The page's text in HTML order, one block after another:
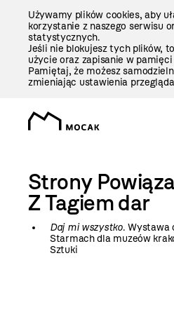
Używamy plików cookies, aby
korzystanie z naszego serwisu
statystycznych.
Jeśli nie blokujesz tych plików,
użycie oraz zapisanie w
Pamiętaj, że możesz
zmieniając ustawienia
Strony
Z Tagiemdar
Daj mi wszystko. Wystawa
Starmach dla muzeów
Sztuki